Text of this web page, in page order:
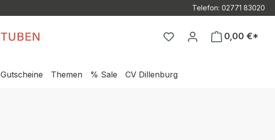
Telefon: 02771 83020
Du hast 0 Produkte auf
0,00 €*
Gutscheine Themen % Sale CV Dillenburg